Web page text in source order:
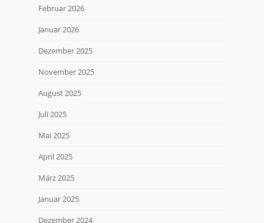
Februar 2026
Januar 2026
Dezember 2025
November 2025
August 2025
Juli 2025
Mai 2025
April 2025
März 2025
Januar 2025
Dezember 2024